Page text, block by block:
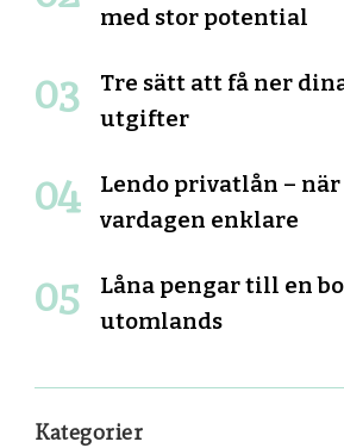
med stor potential
Tre sätt att få ner
utgifter
Lendo privatlån –
vardagen enklare
Låna pengar till en
utomlands
Kategorier